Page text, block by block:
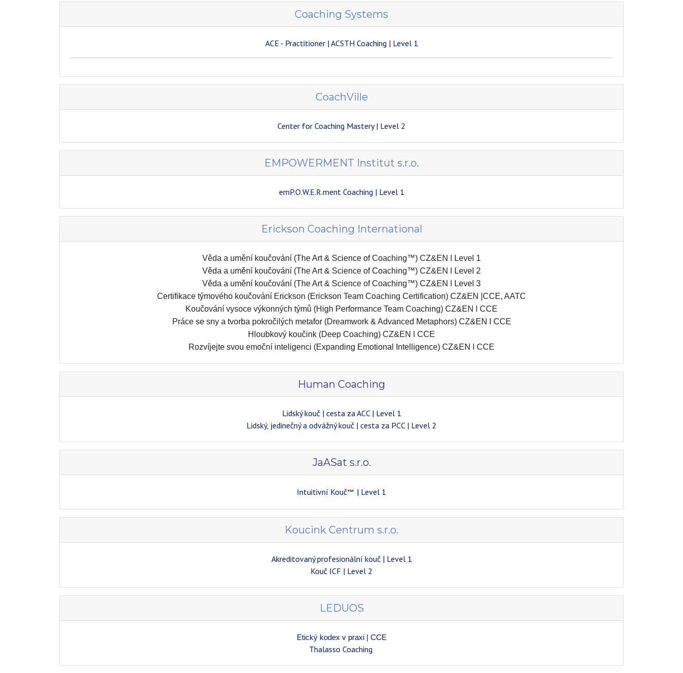
Coaching Systems
ACE - Practitioner | ACSTH Coaching | Level 1
CoachVille
Center for Coaching Mastery | Level 2
EMPOWERMENT Institut s.r.o.
emP.O.W.E.R.ment Coaching | Level 1
Erickson Coaching International
Věda a umění koučování (The Art & Science of Coaching™) CZ&EN l Level 1
Věda a umění koučování (The Art & Science of Coaching™) CZ&EN l Level 2
Věda a umění koučování (The Art & Science of Coaching™) CZ&EN l Level 3
Certifikace týmového koučování Erickson (Erickson Team Coaching Certification) CZ&EN |CCE, AATC
Koučování vysoce výkonných týmů (High Performance Team Coaching) CZ&EN l CCE
Práce se sny a tvorba pokročilých metafor (Dreamwork & Advanced Metaphors) CZ&EN l CCE
Hloubkový koučink (Deep Coaching) CZ&EN l CCE
Rozvíjejte svou emoční inteligenci (Expanding Emotional Intelligence) CZ&EN l CCE
Human Coaching
Lidský kouč | cesta za ACC | Level 1
Lidský, jedinečný a odvážný kouč | cesta za PCC | Level 2
JaASat s.r.o.
Intuitivní Kouč™ | Level 1
Koucink Centrum s.r.o.
Akreditovaný profesionální kouč | Level 1
Kouč ICF | Level 2
LEDUOS
Etický kodex v praxi | CCE
Thalasso Coaching